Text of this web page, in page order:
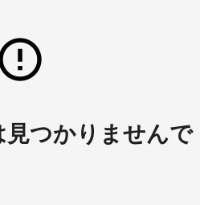
見つかりませんで